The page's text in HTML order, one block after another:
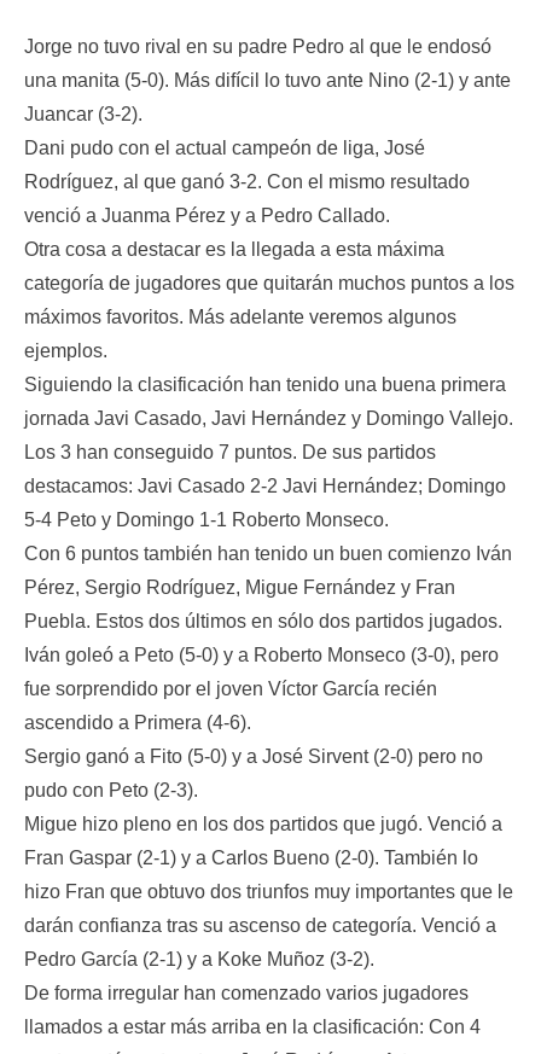
Jorge no tuvo rival en su padre Pedro al que le endosó
una manita (5-0). Más difícil lo tuvo ante Nino (2-1) y ante
Juancar (3-2).
Dani pudo con el actual campeón de liga, José
Rodríguez, al que ganó 3-2. Con el mismo resultado
venció a Juanma Pérez y a Pedro Callado.
Otra cosa a destacar es la llegada a esta máxima
categoría de jugadores que quitarán muchos puntos a los
máximos favoritos. Más adelante veremos algunos
ejemplos.
Siguiendo la clasificación han tenido una buena primera
jornada Javi Casado, Javi Hernández y Domingo Vallejo.
Los 3 han conseguido 7 puntos. De sus partidos
destacamos: Javi Casado 2-2 Javi Hernández; Domingo
5-4 Peto y Domingo 1-1 Roberto Monseco.
Con 6 puntos también han tenido un buen comienzo Iván
Pérez, Sergio Rodríguez, Migue Fernández y Fran
Puebla. Estos dos últimos en sólo dos partidos jugados.
Iván goleó a Peto (5-0) y a Roberto Monseco (3-0), pero
fue sorprendido por el joven Víctor García recién
ascendido a Primera (4-6).
Sergio ganó a Fito (5-0) y a José Sirvent (2-0) pero no
pudo con Peto (2-3).
Migue hizo pleno en los dos partidos que jugó. Venció a
Fran Gaspar (2-1) y a Carlos Bueno (2-0). También lo
hizo Fran que obtuvo dos triunfos muy importantes que le
darán confianza tras su ascenso de categoría. Venció a
Pedro García (2-1) y a Koke Muñoz (3-2).
De forma irregular han comenzado varios jugadores
llamados a estar más arriba en la clasificación: Con 4